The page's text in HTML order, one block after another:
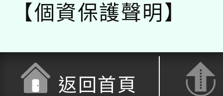
【個資保護聲明】
返回首頁